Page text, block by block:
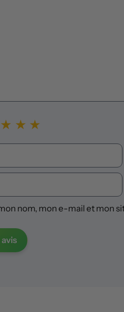
★
★
★
nom, mon e-mail et mon